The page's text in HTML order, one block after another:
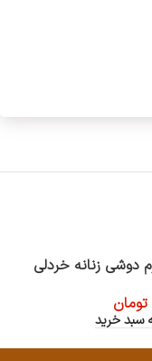
دوشی زنانه خردلی
تومان
سبد خرید